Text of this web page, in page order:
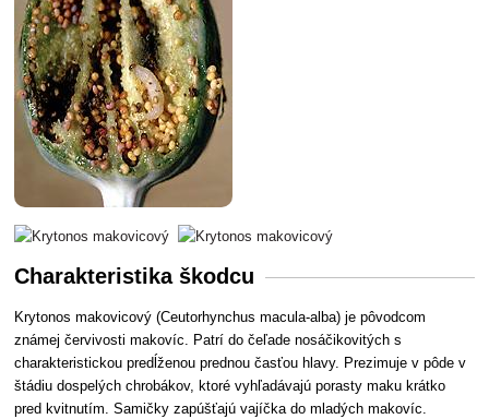
Charakteristika škodcu
Krytonos makovicový (Ceutorhynchus macula-alba) je pôvodcom
známej červivosti makovíc. Patrí do čeľade nosáčikovitých s
charakteristickou predĺženou prednou časťou hlavy. Prezimuje v pôde v
štádiu dospelých chrobákov, ktoré vyhľadávajú porasty maku krátko
pred kvitnutím. Samičky zapúšťajú vajíčka do mladých makovíc.